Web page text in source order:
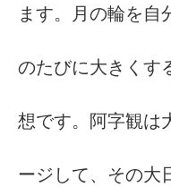
ます。月の輪を自
のたびに大きくす
想です。阿字観は
ージして、その大